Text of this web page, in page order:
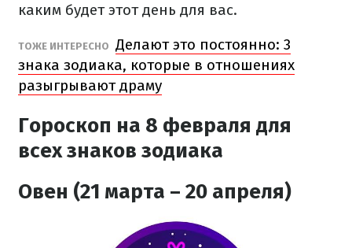
каким будет этот день для вас.
ТОЖЕ ИНТЕРЕСНО Делают это постоянно: 3
знака зодиака, которые в отношениях
разыгрывают драму
Гороскоп на 8 февраля для
всех знаков зодиака
Овен (21 марта – 20 апреля)